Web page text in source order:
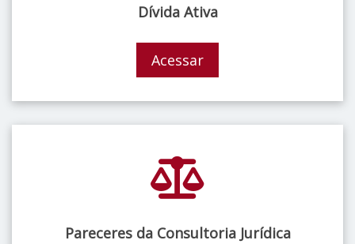
Dívida Ativa
Acessar
Pareceres da Consultoria Jurídica